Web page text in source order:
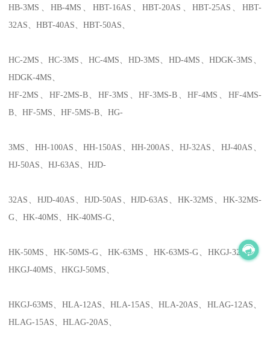
HB-3MS HB-4MS HBT-16AS 、HBT-20AS 、HBT-25AS
HBT-
32AS 、HBT-40AS 、HBT-50AS
HC-2MS 、HC-3MS HC-4MS HD-3MS HD-4MS 、HDGK-3MS
HDGK-4MS
HF-2MS
HF-2MS-B、 HF-3MS 、HF-3MS-B 、HF-4MS
HF-4MS-
B 、HF-5MS 、HF-5MS-B 、HG-
3MS HH-100AS HH-150AS 、HH-200AS 、HJ-32AS HJ-40AS
HJ-50AS 、HJ-63AS 、HJD-
32AS HJD-40AS HJD-50AS 、HJD-63AS 、HK-32MS
HK-32MS-
G 、HK-40MS 、HK-40MS-G
HK-50MS 、HK-50MS-G 、HK-63MS HK-63MS-G、 HKGJ-32MS、
HKGJ-40MS 、HKGJ-50MS
HKGJ-63MS HLA-12AS HLA-15AS 、HLA-20AS HLAG-12AS
HLAG-15AS 、HLAG-20AS